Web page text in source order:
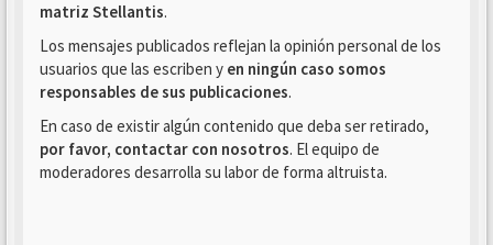
matriz Stellantis.
Los mensajes publicados reflejan la opinión personal de los
usuarios que las escriben y en ningún caso somos
responsables de sus publicaciones.
En caso de existir algún contenido que deba ser retirado,
por favor, contactar con nosotros. El equipo de
moderadores desarrolla su labor de forma altruista.